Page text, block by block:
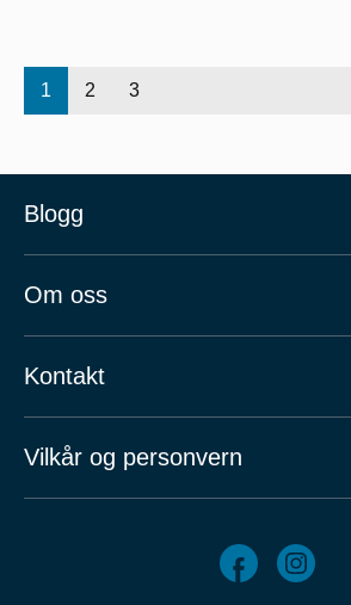
1 2 3
Blogg
Om oss
Kontakt
Vilkår og personvern